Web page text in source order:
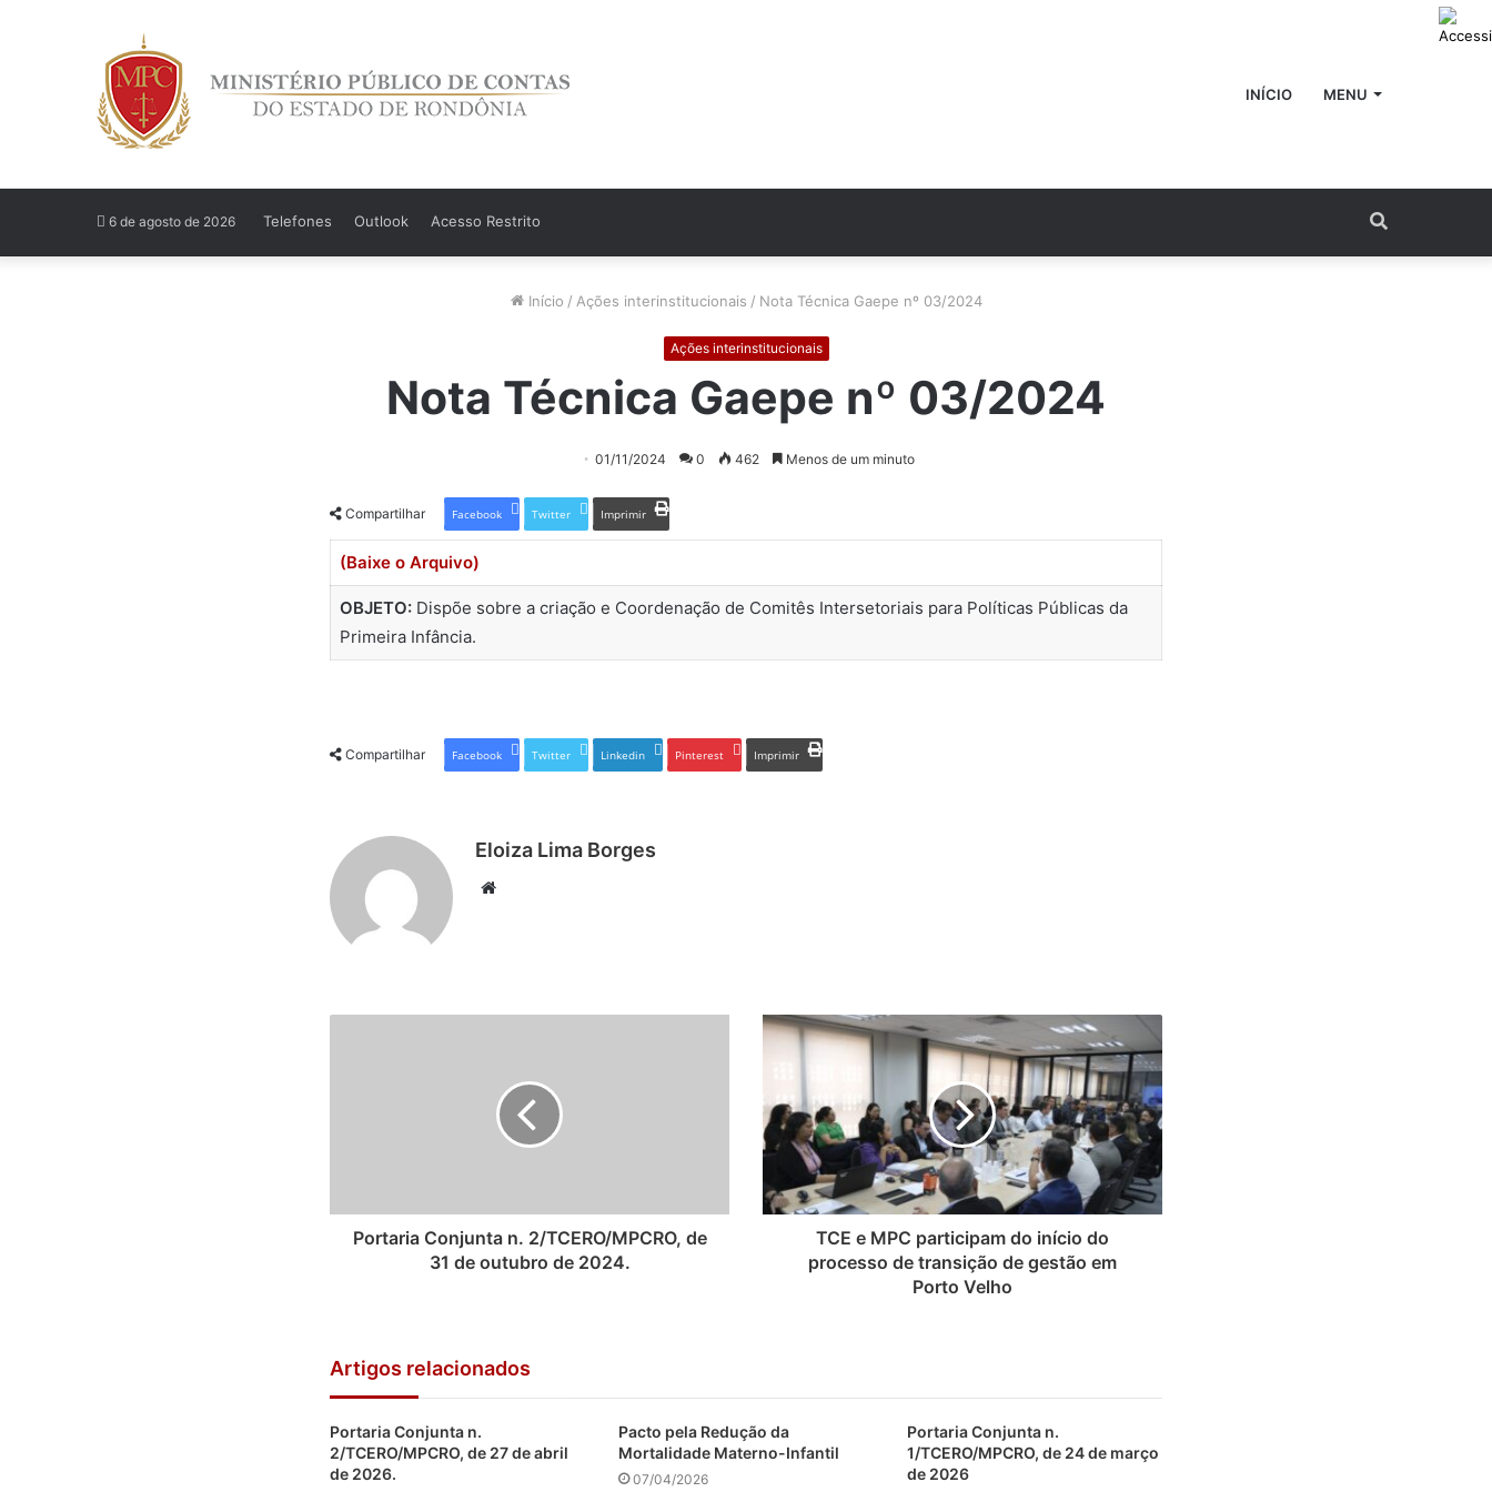
INÍCIO MENU
6 de agosto de 2026 Telefones Outlook Acesso Restrito
Início / Ações interinstitucionais / Nota Técnica Gaepe nº 03/2024
Ações interinstitucionais
Nota Técnica Gaepe nº 03/2024
01/11/2024 0 462 Menos de um minuto
Compartilhar Facebook Twitter Imprimir
(Baixe o Arquivo)
OBJETO:Dispõe sobre a criação e Coordenação de Comitês Intersetoriais para Políticas Públicas da
Primeira Infância.
Compartilhar Facebook Twitter Linkedin Pinterest Imprimir
Eloiza Lima Borges
Website
Portaria Conjunta n. 2/TCERO/MPCRO, de
31 de outubro de 2024.
TCE e MPC participam do início do
processo de transição de gestão em
Porto Velho
Artigos relacionados
Portaria Conjunta n.
2/TCERO/MPCRO, de 27 de abril
de 2026.
Pacto pela Redução da
Mortalidade Materno-Infantil
07/04/2026
Portaria Conjunta n.
1/TCERO/MPCRO, de 24 de março
de 2026